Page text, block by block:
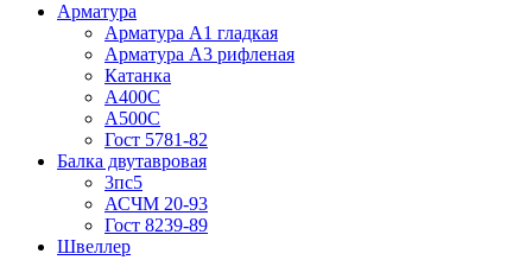
Арматура
Арматура А1 гладкая
Арматура А3 рифленая
Катанка
А400С
А500С
Гост 5781-82
Балка двутавровая
3пс5
АСЧМ 20-93
Гост 8239-89
Швеллер